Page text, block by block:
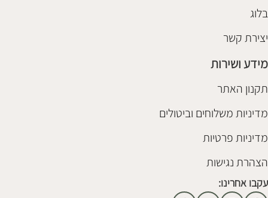
בלוג
יצירת קשר
מידע ושירות
תקנון האתר
מדיניות משלוחים וביטולים
מדיניות פרטיות
הצהרת נגישות
עקבו אחרינו: